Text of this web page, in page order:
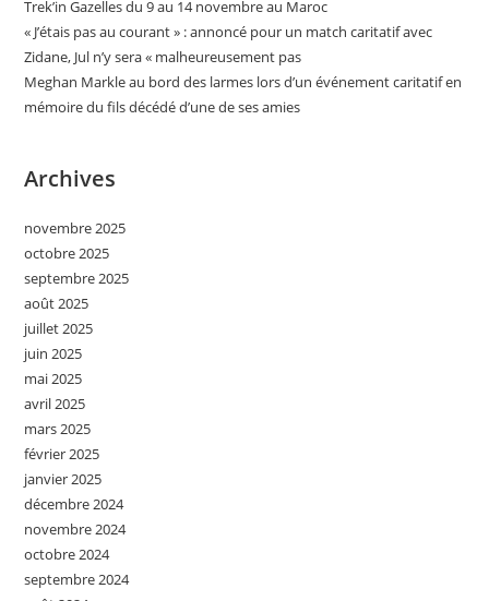
Trek’in Gazelles du 9 au 14 novembre au Maroc
« J’étais pas au courant » : annoncé pour un match caritatif avec
Zidane, Jul n’y sera « malheureusement pas
Meghan Markle au bord des larmes lors d’un événement caritatif en
mémoire du fils décédé d’une de ses amies
Archives
novembre 2025
octobre 2025
septembre 2025
août 2025
juillet 2025
juin 2025
mai 2025
avril 2025
mars 2025
février 2025
janvier 2025
décembre 2024
novembre 2024
octobre 2024
septembre 2024